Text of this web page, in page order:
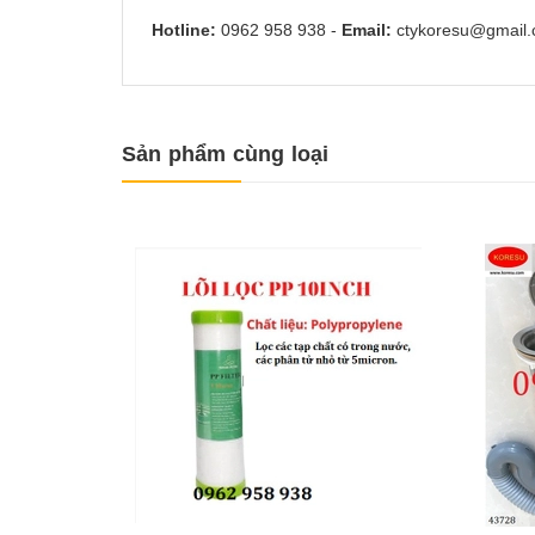
Hotline: 0962 958 938 - Email:
Sản phẩm cùng loại